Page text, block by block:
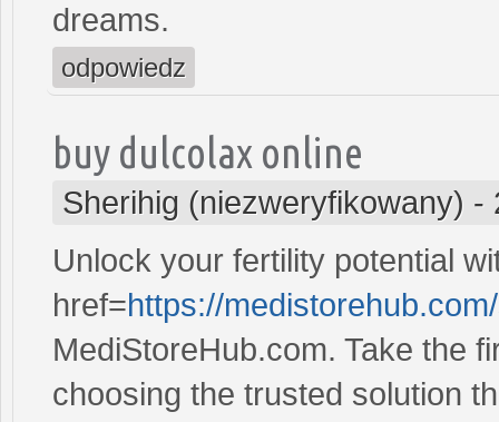
dreams.
odpowiedz
buy dulcolax online
Sherihig (niezweryfikowany) -
Unlock your fertility potential
href=https://
MediStoreHub.com. Take the
choosing the trusted solution